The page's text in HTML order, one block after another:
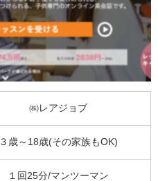
㈱レアジョブ
３歳～18歳(その家族もOK)
１回25分/マンツーマン